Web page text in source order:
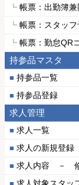
帳票：出勤簿
帳票：スタッ
帳票：勤怠QR
持参品マスタ
持参品一覧
持参品登録
求人管理
求人一覧
求人の新規登録
求人内容 －